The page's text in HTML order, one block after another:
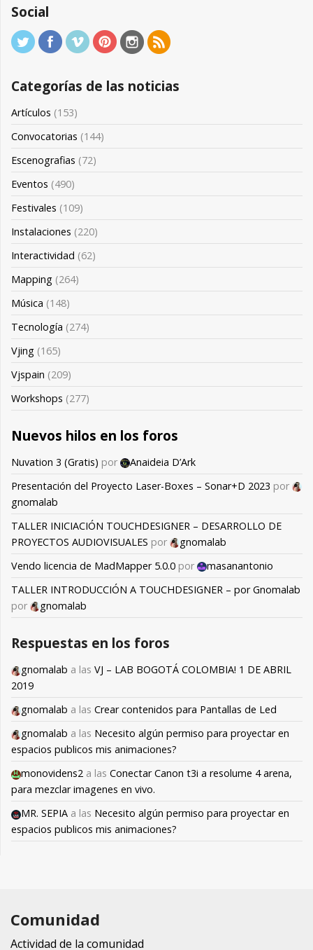
Social
Categorías de las noticias
Artículos (153)
Convocatorias (144)
Escenografias (72)
Eventos (490)
Festivales (109)
Instalaciones (220)
Interactividad (62)
Mapping (264)
Música (148)
Tecnología (274)
Vjing (165)
Vjspain (209)
Workshops (277)
Nuevos hilos en los foros
Nuvation 3 (Gratis) por
Anaideia D’Ark
Presentación del Proyecto Laser-Boxes – Sonar+D 2023 por
gnomalab
TALLER INICIACIÓN TOUCHDESIGNER – DESARROLLO DE
PROYECTOS AUDIOVISUALES por
gnomalab
Vendo licencia de MadMapper 5.0.0 por
masanantonio
TALLER INTRODUCCIÓN A TOUCHDESIGNER – por Gnomalab
por
gnomalab
Respuestas en los foros
gnomalab a las VJ – LAB BOGOTÁ COLOMBIA! 1 DE ABRIL
2019
gnomalab a las Crear contenidos para Pantallas de Led
gnomalab a las Necesito algún permiso para proyectar en
espacios publicos mis animaciones?
monovidens2 a las Conectar Canon t3i a resolume 4 arena,
para mezclar imagenes en vivo.
MR. SEPIA a las Necesito algún permiso para proyectar en
espacios publicos mis animaciones?
Comunidad
Actividad de la comunidad